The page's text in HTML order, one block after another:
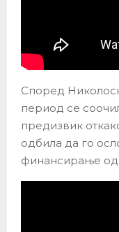
Според
период се
предизвик
одбила да го
финансирање од